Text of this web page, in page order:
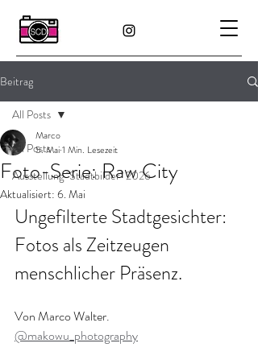
Beitrag
All Posts
Ausstellung "Stadtbilder" 2026
All Posts
Foto-Serie: Raw City
Marco
5. Mai1 Min. Lesezeit
Aktualisiert: 6. Mai
Ungefilterte Stadtgesichter:
Fotos als Zeitzeugen
menschlicher Präsenz.
Von Marco Walter.
@makowu_photography